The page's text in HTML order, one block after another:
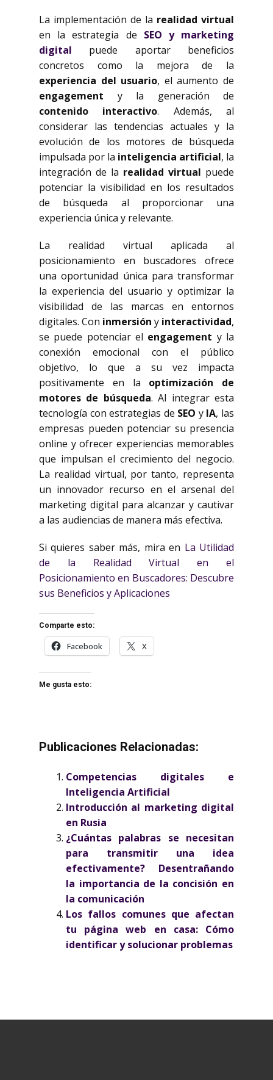
La implementación de la realidad virtual
en la estrategia de SEO y marketing
digital puede aportar beneficios
concretos como la mejora de la
experiencia del usuario, el aumento de
engagement y la generación de
contenido interactivo. Además, al
considerar las tendencias actuales y la
evolución de los motores de búsqueda
impulsada por la inteligencia artificial, la
integración de la realidad virtual puede
potenciar la visibilidad en los resultados
de búsqueda al proporcionar una
experiencia única y relevante.
La realidad virtual aplicada al
posicionamiento en buscadores ofrece
una oportunidad única para transformar
la experiencia del usuario y optimizar la
visibilidad de las marcas en entornos
digitales. Con inmersión y interactividad,
se puede potenciar el engagement y la
conexión emocional con el público
objetivo, lo que a su vez impacta
positivamente en la optimización de
motores de búsqueda. Al integrar esta
tecnología con estrategias de SEO y IA, las
empresas pueden potenciar su presencia
online y ofrecer experiencias memorables
que impulsan el crecimiento del negocio.
La realidad virtual, por tanto, representa
un innovador recurso en el arsenal del
marketing digital para alcanzar y cautivar
a las audiencias de manera más efectiva.
Si quieres saber más, mira en La Utilidad
de la Realidad Virtual en el
Posicionamiento en Buscadores: Descubre
sus Beneficios y Aplicaciones
Comparte esto:
Facebook X
Me gusta esto:
Publicaciones Relacionadas:
Competencias digitales e
Inteligencia Artificial
Introducción al marketing digital
en Rusia
¿Cuántas palabras se necesitan
para transmitir una idea
efectivamente? Desentrañando
la importancia de la concisión en
la comunicación
Los fallos comunes que afectan
tu página web en casa: Cómo
identificar y solucionar problemas